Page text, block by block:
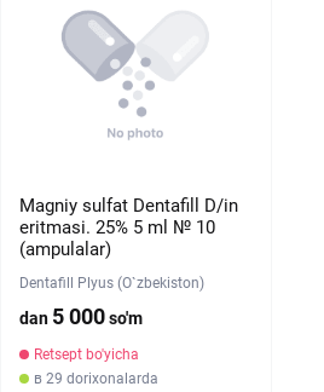
Magniy sulfat Dentafill D/in
eritmasi. 25% 5 ml № 10
(ampulalar)
Dentafill Plyus (O`zbekiston)
dan 5 000so'm
Retsept bo'yicha
в 29 dorixonalarda